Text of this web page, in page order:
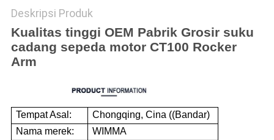
Deskripsi Produk
Kualitas tinggi OEM Pabrik Grosir suku
cadang sepeda motor CT100 Rocker
Arm
Tempat Asal:
Chongqing, Cina ((Bandar)
Nama merek:
WIMMA